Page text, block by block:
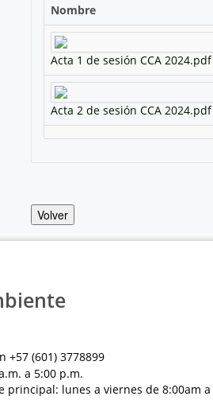
Nombre
Acta 1 de sesión CCA 2024.pdf
Acta 2 de sesión CCA 2024.pdf
Volver
+57 (601) 3778899
a 5:00 p.m.
principal: lunes a viernes de 8:00am